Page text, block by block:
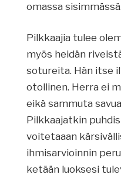
omassa
Pilkkaajia tulee
myös heidän
sotureita. Hän itse
otollinen. Herra ei
eikä sammuta
Pilkkaajatkin
voitetaaan
ihmisarvioinnin
ketään luoksesi